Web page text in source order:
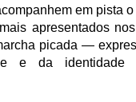
em pista
apresentados
picada —
e da identidade